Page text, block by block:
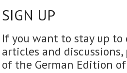
SIGN UP
If you want to stay up
articles and
of the German Edition